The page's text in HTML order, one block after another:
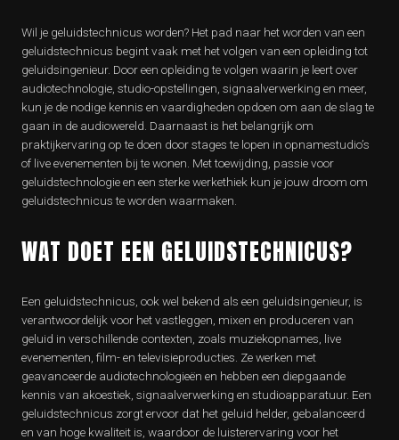
Wil je geluidstechnicus worden? Het pad naar het worden van een
geluidstechnicus begint vaak met het volgen van een opleiding tot
geluidsingenieur. Door een opleiding te volgen waarin je leert over
audiotechnologie, studio-opstellingen, signaalverwerking en meer,
kun je de nodige kennis en vaardigheden opdoen om aan de slag te
gaan in de audiowereld. Daarnaast is het belangrijk om
praktijkervaring op te doen door stages te lopen in opnamestudio’s
of live evenementen bij te wonen. Met toewijding, passie voor
geluidstechnologie en een sterke werkethiek kun je jouw droom om
geluidstechnicus te worden waarmaken.
WAT DOET EEN GELUIDSTECHNICUS?
Een geluidstechnicus, ook wel bekend als een geluidsingenieur, is
verantwoordelijk voor het vastleggen, mixen en produceren van
geluid in verschillende contexten, zoals muziekopnames, live
evenementen, film- en televisieproducties. Ze werken met
geavanceerde audiotechnologieën en hebben een diepgaande
kennis van akoestiek, signaalverwerking en studioapparatuur. Een
geluidstechnicus zorgt ervoor dat het geluid helder, gebalanceerd
en van hoge kwaliteit is, waardoor de luisterervaring voor het